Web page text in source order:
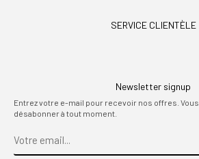
SERVICE CLIENTÈLE
Newsletter signup
Entrez votre e-mail pour recevoir nos offres.
désabonner à tout moment.